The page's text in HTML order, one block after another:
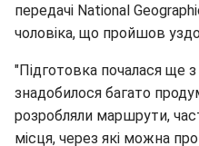
передачі National
чоловіка, що пройшов
"Підготовка почалася ще з
знадобилося багато
розробляли маршрути,
місця, через які можна